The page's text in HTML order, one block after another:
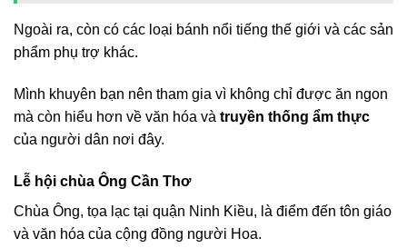
Ngoài ra, còn có các loại bánh nổi tiếng thế giới và các sản
phẩm phụ trợ khác.
Mình khuyên bạn nên tham gia vì không chỉ được ăn ngon
mà còn hiểu hơn về văn hóa và truyền thống ẩm thực
của người dân nơi đây.
Lễ hội chùa Ông Cần Thơ
Chùa Ông, tọa lạc tại quận Ninh Kiều, là điểm đến tôn giáo
và văn hóa của cộng đồng người Hoa.